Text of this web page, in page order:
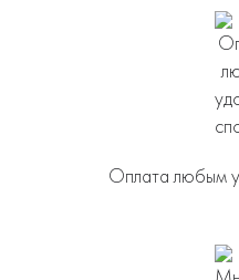
Оплата любым